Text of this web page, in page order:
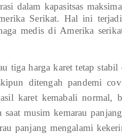
dalam kapasitsas
Serikat. Hal ini
medis di Amerika
tiga harga karet tetap
ditengah pandemi
karet kemabali normal,
musim kemarau
panjang mengalami